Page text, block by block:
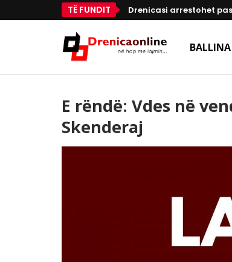
TË FUNDIT Drenicasi arrestohet
BALLINA
E rëndë: Vdes në
Skenderaj